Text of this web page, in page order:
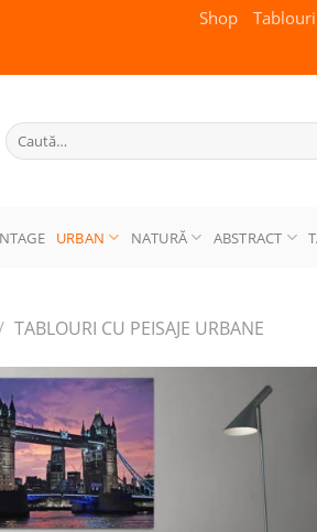
Shop
Caută
după:
URBAN NATURĂ ABSTRACT
TABLOURI CU PEISAJE URBANE
Adaugă
favorite